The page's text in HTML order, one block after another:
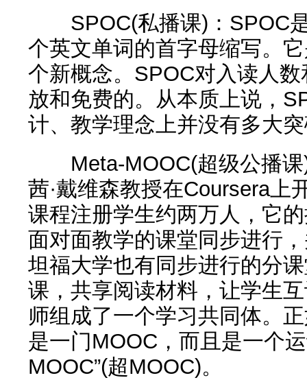
SPOC(私播课)：SPOC是
个英文单词的首字母缩写。
个新概念。SPOC对入读人
放和免费的。从本质上说，
计、教学理念上并没有多大
Meta-MOOC(超级公播课)
茜·戴维森教授在Coursera上
课程注册学生约两万人，它
面对面教学的课堂同步进行
坦福大学也有同步进行的分
课，共享阅读材料，让学生
师组成了一个学习共同体。
是一门MOOC，而且是一个
MOOC”(超MOOC)。